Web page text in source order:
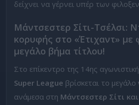
δείχνει να γέρνει υπέρ των
Μάντσεστερ Σίτι-Τσέλσι:
κορυφής στο «Έτιχαντ» με
μεγάλο βήμα τίτλου!
Στο επίκεντρο της 14ης
Super League βρίσκεται το μεγάλο
ανάμεσα στη Μάντσεστερ Σίτι